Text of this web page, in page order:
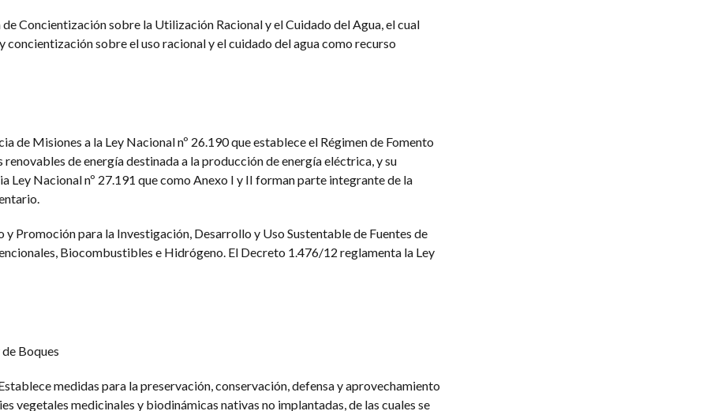
Concientización sobre la Utilización Racional y el Cuidado del Agua, el cual
sobre el uso racional y el cuidado del agua como recurso
de Misiones a la Ley Nacional nº 26.190 que establece el Régimen de Fomento
de energía destinada a la producción de energía eléctrica, y su
Ley Nacional nº 27.191 que como Anexo I y II forman parte integrante de la
Promoción para la Investigación, Desarrollo y Uso Sustentable de Fuentes de
Biocombustibles e Hidrógeno. El Decreto 1.476/12 reglamenta la Ley
Boques
medidas para la preservación, conservación, defensa y aprovechamiento
vegetales medicinales y biodinámicas nativas no implantadas, de las cuales se